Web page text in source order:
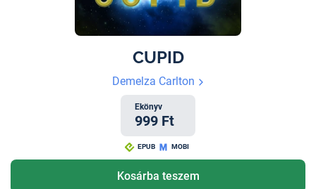
CUPID
Demelza Carlton
Ekönyv
999 Ft
EPUB MOBI
Kosárba teszem